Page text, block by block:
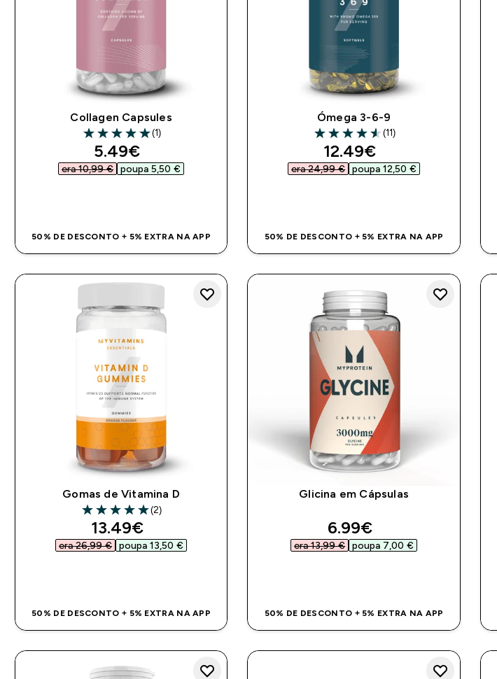
Collagen Capsules
5 out of 5 stars
(1)
discounted price
5.49€‎
era 10,99 €‎ poupa 5,50 €‎
50% DE DESCONTO + 5% EXTRA NA APP
Ómega 3-6-9
4.55 out of 5 stars
(11)
discounted price
12.49€‎
era 24,99 €‎ poupa 12,50 €‎
50% DE DESCONTO + 5% EXTRA NA APP
Gomas de Vitamina D
5 out of 5 stars
(2)
discounted price
13.49€‎
era 26,99 €‎ poupa 13,50 €‎
50% DE DESCONTO + 5% EXTRA NA APP
Glicina em Cápsulas
discounted price
6.99€‎
era 13,99 €‎ poupa 7,00 €‎
50% DE DESCONTO + 5% EXTRA NA APP